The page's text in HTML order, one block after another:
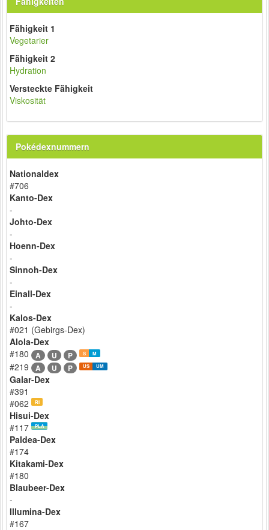
Fähigkeit 1
Vegetarier
Fähigkeit 2
Hydration
Versteckte Fähigkeit
Viskosität
Pokédexnummern
Nationaldex
#706
Kanto-Dex
-
Johto-Dex
-
Hoenn-Dex
-
Sinnoh-Dex
-
Einall-Dex
-
Kalos-Dex
#021 (Gebirgs-Dex)
Alola-Dex
#180
A U P S M
#219 A U P US UM
Galar-Dex
#391
#062
RI
Hisui-Dex
#117
PLA
Paldea-Dex
#174
Kitakami-Dex
#180
Blaubeer-Dex
-
Illumina-Dex
#167